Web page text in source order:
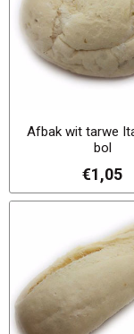
Afbak wit tarwe
bol
€1,05